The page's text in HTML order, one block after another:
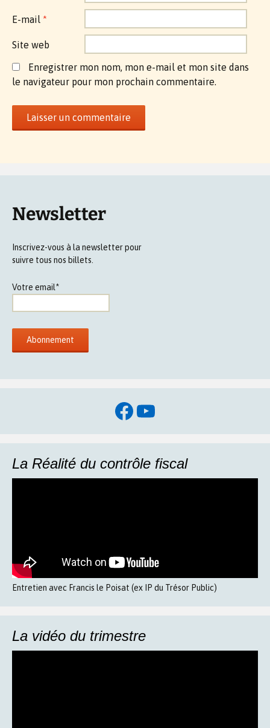
E-mail *
Site web
Enregistrer mon nom, mon e-mail et mon site dans
le navigateur pour mon prochain commentaire.
Newsletter
Inscrivez-vous à la newsletter pour
suivre tous nos billets.
Votre email*
Facebook
YouTube
La Réalité du contrôle fiscal
Entretien avec Francis le Poisat (ex IP du Trésor Public)
La vidéo du trimestre